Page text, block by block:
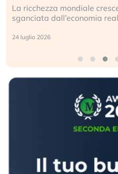
più
Gli investitori
geopolitico: il